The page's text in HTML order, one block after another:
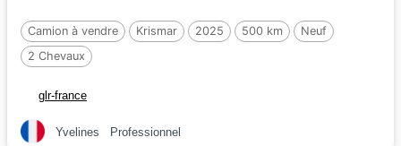
Camion à vendre Krismar 2025 500 km
Neuf
2 Chevaux
glr-france
Yvelines Professionnel